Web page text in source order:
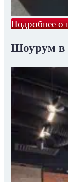
Подробнее о
Шоурум в